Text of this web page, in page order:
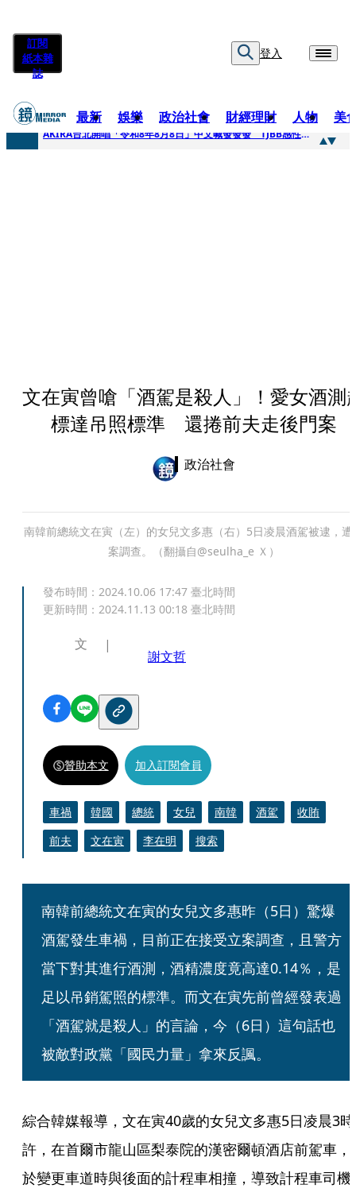
訂閱
紙本雜
誌
登入
最新 娛樂 政治社會 財經理財 人物 美
快訊
AKIRA台北開唱「令和8年8月8日」中文喊發發發 TJBB感性喊「謝謝AKIRA桑」
文在寅曾嗆「酒駕是殺人」！愛女酒測
標達吊照標準 還捲前夫走後門案
政治社會
南韓前總統文在寅（左）的女兒文多惠（右）5日凌晨酒駕被逮，遭
案調查。（翻攝自@seulha_e Ｘ）
發布時間： 2024.10.06 17:47 臺北時間
更新時間： 2024.11.13 00:18 臺北時間
文
謝文哲
贊助本文 加入訂閱會員
車禍 韓國 總統 女兒 南韓 酒駕
收賄
前夫
文在寅 李在明 搜索
南韓前總統文在寅的女兒文多惠昨（5日）驚爆
酒駕發生車禍，目前正在接受立案調查，且警方
當下對其進行酒測，酒精濃度竟高達0.14％，是
足以吊銷駕照的標準。而文在寅先前曾經發表過
「酒駕就是殺人」的言論，今（6日）這句話也
被敵對政黨「國民力量」拿來反諷。
綜合韓媒報導，文在寅40歲的女兒文多惠5日凌晨3時
許，在首爾市龍山區梨泰院的漢密爾頓酒店前駕車，
於變更車道時與後面的計程車相撞，導致計程車司機